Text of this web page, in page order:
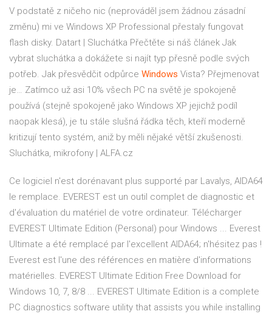
V podstatě z ničeho nic (neprováděl jsem žádnou zásadní
změnu) mi ve Windows XP Professional přestaly fungovat
flash disky. Datart | Sluchátka Přečtěte si náš článek Jak
vybrat sluchátka a dokážete si najít typ přesně podle svých
potřeb. Jak přesvědčit odpůrce Windows Vista? Přejmenovat
je… Zatímco už asi 10% všech PC na světě je spokojeně
používá (stejně spokojeně jako Windows XP jejichž podíl
naopak klesá), je tu stále slušná řádka těch, kteří moderně
kritizují tento systém, aniž by měli nějaké větší zkušenosti.
Sluchátka, mikrofony | ALFA.cz
Ce logiciel n'est dorénavant plus supporté par Lavalys, AIDA64
le remplace. EVEREST est un outil complet de diagnostic et
d'évaluation du matériel de votre ordinateur. Télécharger
EVEREST Ultimate Edition (Personal) pour Windows ... Everest
Ultimate a été remplacé par l'excellent AIDA64; n'hésitez pas !
Everest est l'une des références en matière d'informations
matérielles. EVEREST Ultimate Edition Free Download for
Windows 10, 7, 8/8 ... EVEREST Ultimate Edition is a complete
PC diagnostics software utility that assists you while installing